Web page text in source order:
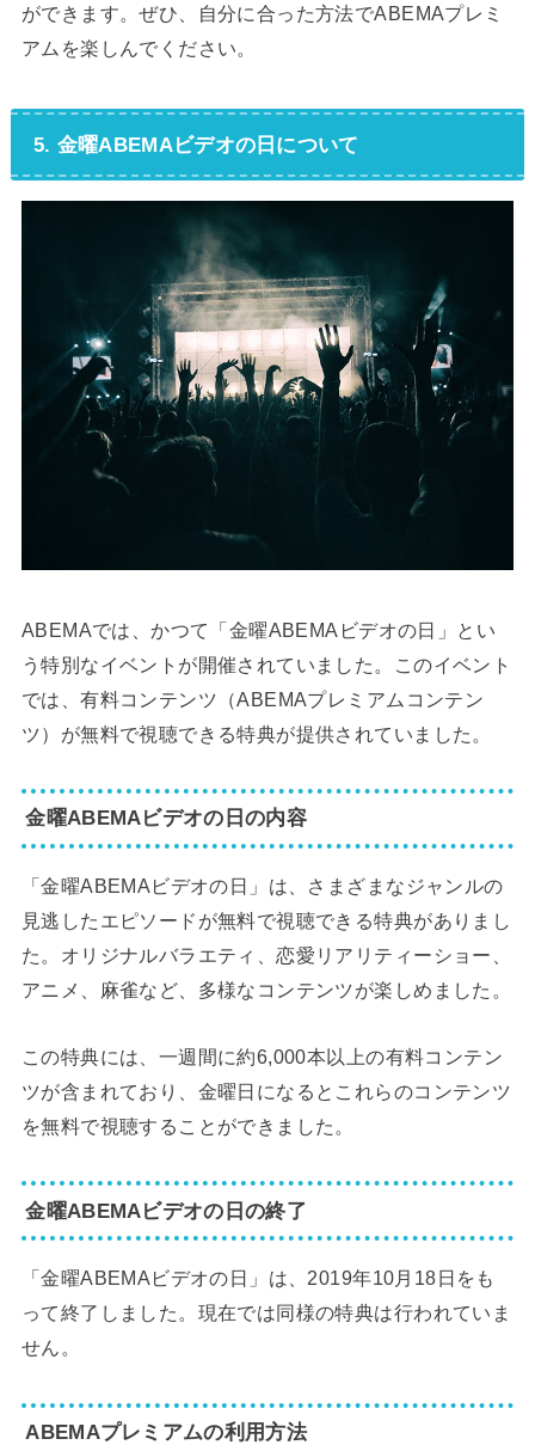
ができます。ぜひ、自分に合った方法でABEMAプレミ
アムを楽しんでください。
5. 金曜ABEMAビデオの日について
ABEMAでは、かつて「金曜ABEMAビデオの日」とい
う特別なイベントが開催されていました。このイベント
では、有料コンテンツ（ABEMAプレミアムコンテン
ツ）が無料で視聴できる特典が提供されていました。
金曜ABEMAビデオの日の内容
「金曜ABEMAビデオの日」は、さまざまなジャンルの
見逃したエピソードが無料で視聴できる特典がありまし
た。オリジナルバラエティ、恋愛リアリティーショー、
アニメ、麻雀など、多様なコンテンツが楽しめました。
この特典には、一週間に約6,000本以上の有料コンテン
ツが含まれており、金曜日になるとこれらのコンテンツ
を無料で視聴することができました。
金曜ABEMAビデオの日の終了
「金曜ABEMAビデオの日」は、2019年10月18日をも
って終了しました。現在では同様の特典は行われていま
せん。
ABEMAプレミアムの利用方法